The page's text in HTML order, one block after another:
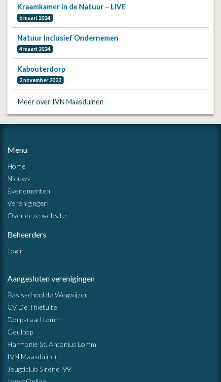
Kraamkamer in de Natuur – LIVE
6 maart 2024
Natuur Inclusief Ondernemen
4 maart 2024
Kabouterdorp
2 november 2023
Meer over IVN Maasduinen
Menu
Home
Nieuws
Evenementen
Verenigingen
Over deze website
Beheerders
Login
Aangesloten verenigingen
Basisschool de Wegwijzer
CV De Thietuite
Dorpsraad Lomm
Geulpop
Harmonie St. Antonius Lomm
IVN Maasduinen
Jeugdclub Sirene ’99